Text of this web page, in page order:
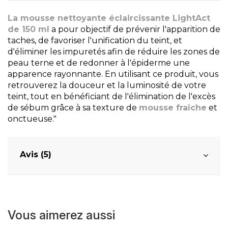
La mousse nettoyante éclaircissante LightAct
de 150 ml a pour objectif de prévenir l'apparition de
taches, de favoriser l'unification du teint, et
d'éliminer les impuretés afin de réduire les zones de
peau terne et de redonner à l'épiderme une
apparence rayonnante. En utilisant ce produit, vous
retrouverez la douceur et la luminosité de votre
teint, tout en bénéficiant de l'élimination de l'excès
de sébum grâce à sa texture de mousse fraîche et
onctueuse."
Avis (5)
Vous aimerez aussi